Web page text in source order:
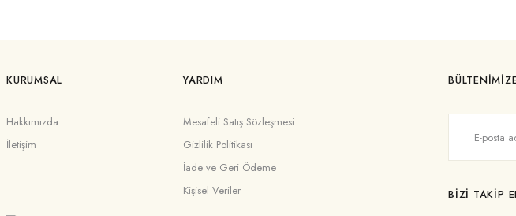
KURUMSAL
Hakkımızda
İletişim
YARDIM
Mesafeli Satış Sözleşmesi
Gizlilik Politikası
İade ve Geri Ödeme
Kişisel Veriler
BİZİ TAKİP